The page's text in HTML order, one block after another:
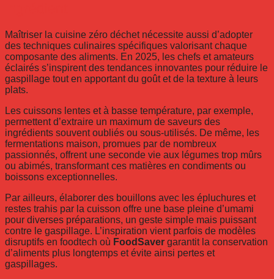
Maîtriser la cuisine zéro déchet nécessite aussi d’adopter
des techniques culinaires spécifiques valorisant chaque
composante des aliments. En 2025, les chefs et amateurs
éclairés s’inspirent des tendances innovantes pour réduire le
gaspillage tout en apportant du goût et de la texture à leurs
plats.
Les cuissons lentes et à basse température, par exemple,
permettent d’extraire un maximum de saveurs des
ingrédients souvent oubliés ou sous-utilisés. De même, les
fermentations maison, promues par de nombreux
passionnés, offrent une seconde vie aux légumes trop mûrs
ou abimés, transformant ces matières en condiments ou
boissons exceptionnelles.
Par ailleurs, élaborer des bouillons avec les épluchures et
restes trahis par la cuisson offre une base pleine d’umami
pour diverses préparations, un geste simple mais puissant
contre le gaspillage. L’inspiration vient parfois de modèles
disruptifs en foodtech où FoodSaver garantit la conservation
d’aliments plus longtemps et évite ainsi pertes et
gaspillages.